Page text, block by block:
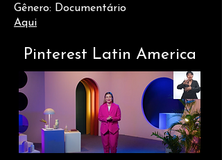
Gênero: Documentário
Aqui
Pinterest Latin America